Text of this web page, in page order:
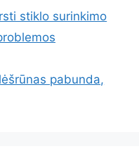
stiklo surinkimo
pabunda,